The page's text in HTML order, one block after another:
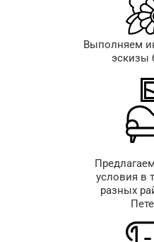
Выполняем
эскизы
условия в
разных